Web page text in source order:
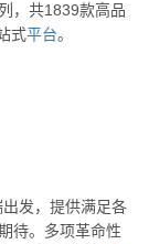
，共1839款高品
式平台。
发，提供满足各
待。多项革命性